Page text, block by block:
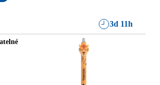
3d 11h